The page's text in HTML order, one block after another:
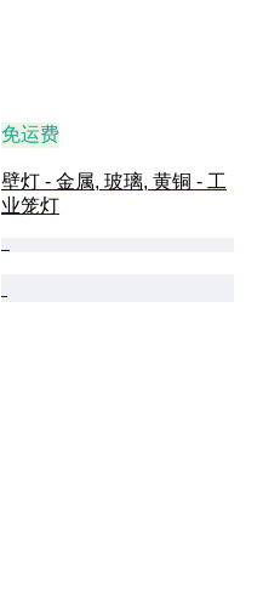
免运费
壁灯 - 金属, 玻璃, 黄铜 - 工
业笼灯